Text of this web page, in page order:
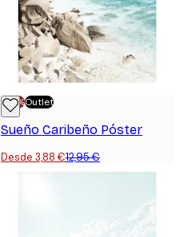
-70%Outlet
Sueño Caribeño Póster
Desde 3,88 €12,95 €